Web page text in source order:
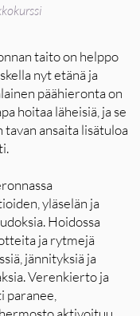
taito on helppo
nyt etänä ja
päähieronta on
hoitaa läheisiä, ja se
ansaita lisätuloa
yläselän ja
Hoidossa
ja rytmejä
jännityksiä ja
Verenkierto ja
paranee,